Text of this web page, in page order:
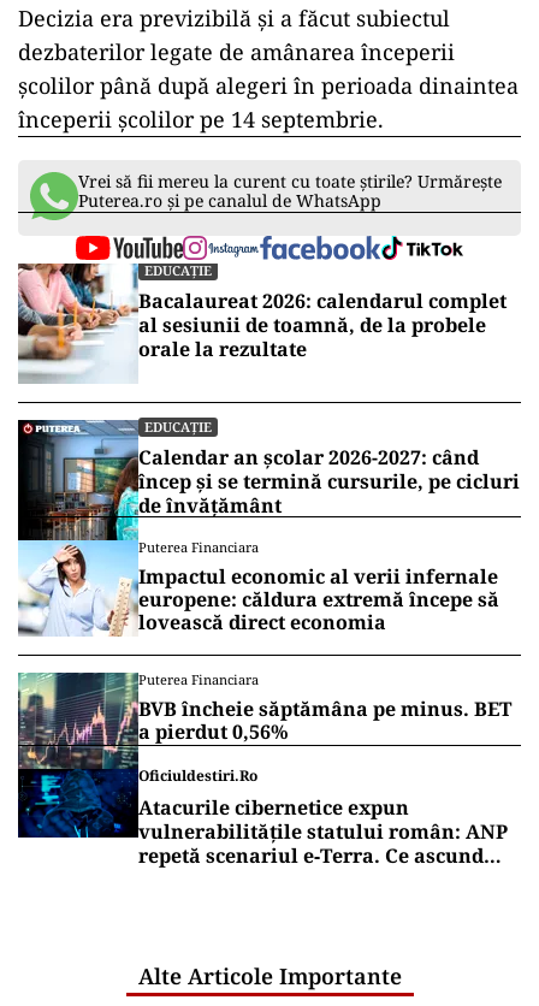
prevederile din Legea nr. 55/2020 privind
măsurile stabilite pentru prevenirea și
combaterea efectelor pandemiei de COVID-19,
Comitetul Municipiului București pentru Situații
de Urgență a aprobat suspendarea cursurilor în
zilele de 24.09.2020, 25.09.2020, 26.09.2020
respectiv, 28.09.2020, 29.09.2020, pentru
unitățile de învățământ din Municipiului
București ce găzduiesc secții de votare”, se arată
în comunicat Prefecturii București.
Decizia era previzibilă și a făcut subiectul
dezbaterilor legate de amânarea începerii
școlilor până după alegeri în perioada dinaintea
începerii școlilor pe 14 septembrie.
Vrei să fii mereu la curent cu toate știrile? Urmărește
Puterea.ro și pe canalul de WhatsApp
EDUCAȚIE
Bacalaureat 2026: calendarul complet
al sesiunii de toamnă, de la probele
orale la rezultate
EDUCAȚIE
Calendar an școlar 2026-2027: când
încep și se termină cursurile, pe cicluri
de învățământ
lovească direct economia